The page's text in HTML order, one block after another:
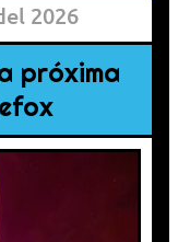
2026
próxima